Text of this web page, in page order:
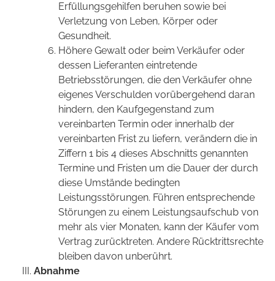
Erfüllungsgehilfen beruhen sowie bei
Verletzung von Leben, Körper oder
Gesundheit.
Höhere Gewalt oder beim Verkäufer oder
dessen Lieferanten eintretende
Betriebsstörungen, die den Verkäufer ohne
eigenes Verschulden vorübergehend daran
hindern, den Kaufgegenstand zum
vereinbarten Termin oder innerhalb der
vereinbarten Frist zu liefern, verändern die in
Ziffern 1 bis 4 dieses Abschnitts genannten
Termine und Fristen um die Dauer der durch
diese Umstände bedingten
Leistungsstörungen. Führen entsprechende
Störungen zu einem Leistungsaufschub von
mehr als vier Monaten, kann der Käufer vom
Vertrag zurücktreten. Andere Rücktrittsrechte
bleiben davon unberührt.
Abnahme